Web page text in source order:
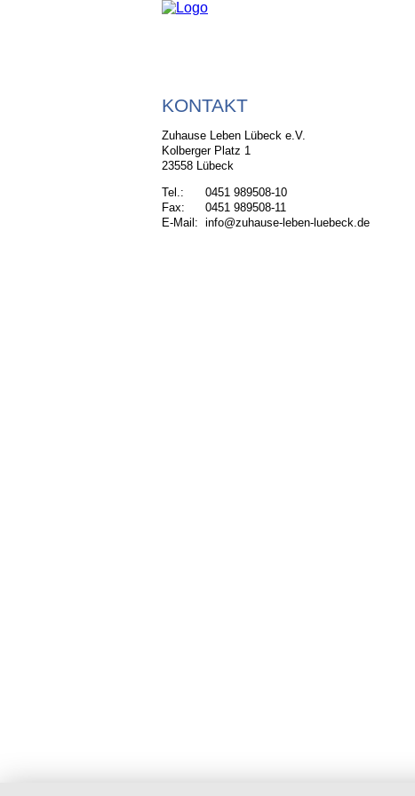
KONTAKT
Zuhause Leben Lübeck e.V.
Kolberger Platz 1
23558 Lübeck
Tel.:
0451 989508-10
Fax:
0451 989508-11
E-Mail: info@zuhause-leben-luebeck.de